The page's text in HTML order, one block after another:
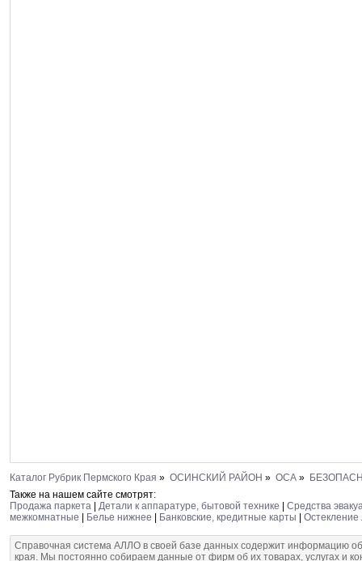
Каталог Рубрик Пермского Края » ОСИНСКИЙ РАЙОН » ОСА »
Также на нашем сайте смотрят:
Продажа паркета
Детали к аппаратуре, бытовой технике
Средства
межкомнатные
Белье нижнее Банковские, кредитные карты
Справочная система АЛЛО в своей базе данных содержит информацию
края. Мы постоянно собираем данные от фирм об их товарах, услугах и